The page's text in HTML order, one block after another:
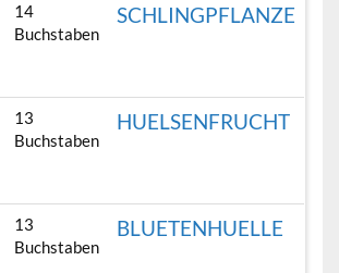
14
Buchstaben
SCHLINGPFLANZE
13
Buchstaben
HUELSENFRUCHT
13
Buchstaben
BLUETENHUELLE